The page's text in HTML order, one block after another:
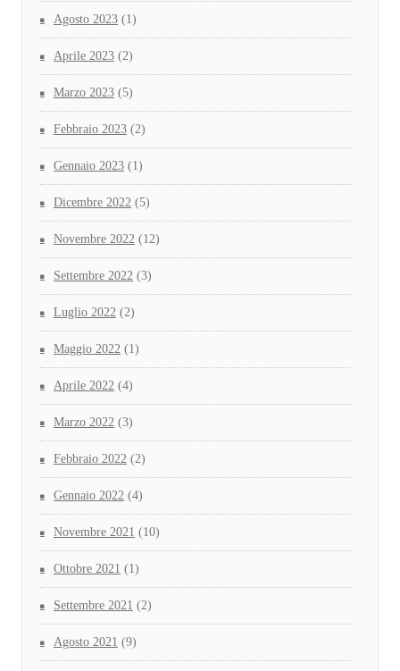
Agosto 2023 (1)
Aprile 2023 (2)
Marzo 2023 (5)
Febbraio 2023 (2)
Gennaio 2023 (1)
Dicembre 2022 (5)
Novembre 2022 (12)
Settembre 2022 (3)
Luglio 2022 (2)
Maggio 2022 (1)
Aprile 2022 (4)
Marzo 2022 (3)
Febbraio 2022 (2)
Gennaio 2022 (4)
Novembre 2021 (10)
Ottobre 2021 (1)
Settembre 2021 (2)
Agosto 2021 (9)